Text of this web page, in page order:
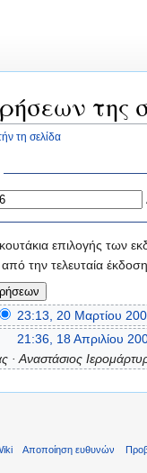
της
τη σελίδα
επιλογής των
την τελευταία έκδοση,
23:13, 20 Μαρτίου
21:36, 18 Απριλίου
· Αναστάσιος
Αποποίηση ευθυνών